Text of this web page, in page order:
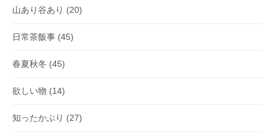
山あり谷あり (20)
日常茶飯事 (45)
春夏秋冬 (45)
欲しい物 (14)
知ったかぶり (27)